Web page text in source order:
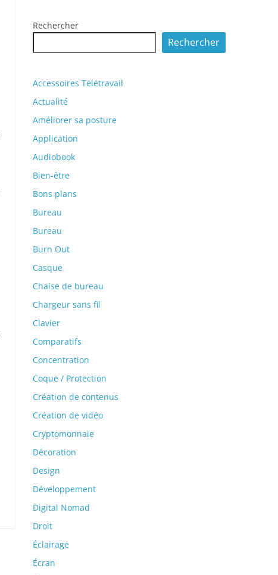
Rechercher
Rechercher
Accessoires Télétravail
Actualité
Améliorer sa posture
Application
Audiobook
Bien-être
Bons plans
Bureau
Bureau
Burn Out
Casque
Chaise de bureau
Chargeur sans fil
Clavier
Comparatifs
Concentration
Coque / Protection
Création de contenus
Création de vidéo
Cryptomonnaie
Décoration
Design
Développement
Digital Nomad
Droit
Éclairage
Écran